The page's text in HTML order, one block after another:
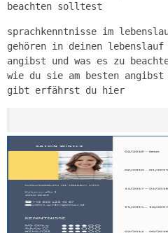
beachten solltest
sprachkenntnisse im
gehören in deinen
angibst und was es zu
wie du sie am besten angibst
gibt erfährst du hier